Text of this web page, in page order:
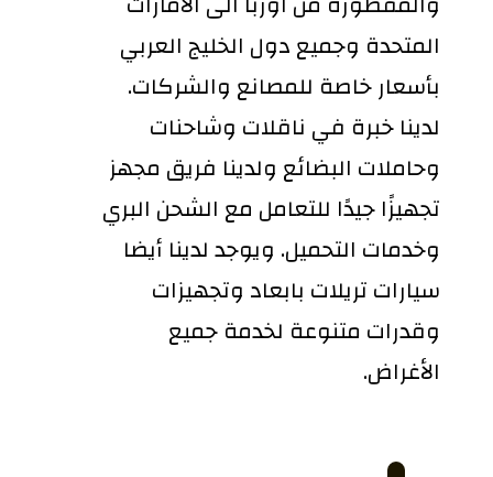
المتحدة وجميع دول الخليج العربي
بأسعار خاصة للمصانع والشركات.
لدينا خبرة في ناقلات وشاحنات
وحاملات البضائع ولدينا فريق مجهز
تجهيزًا جيدًا للتعامل مع الشحن البري
وخدمات التحميل. ويوجد لدينا أيضا
سيارات تريلات بابعاد وتجهيزات
وقدرات متنوعة لخدمة جميع
الأغراض.